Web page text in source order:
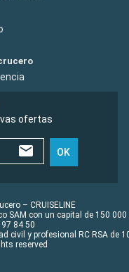
ofertas
OK
– CRUISELINE
SAM con un capital de 150 000
84 50
civil y profesional RC RSA de
reserved